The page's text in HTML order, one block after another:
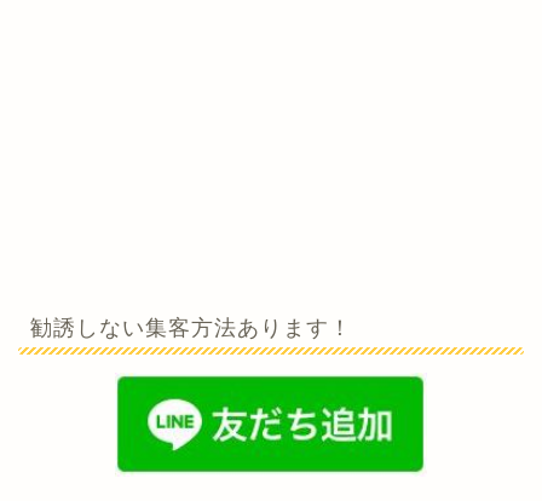
勧誘しない集客方法あります！